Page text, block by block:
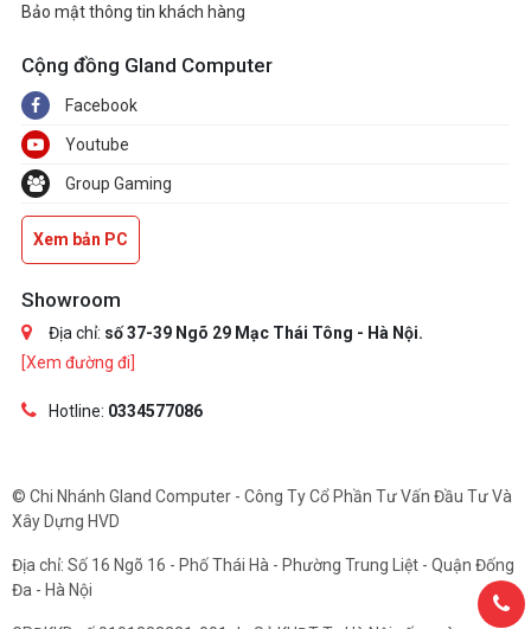
Bảo mật thông tin khách hàng
Cộng đồng Gland Computer
Facebook
Youtube
Group Gaming
Xem bản PC
Showroom
Địa chỉ: số 37-39 Ngõ 29 Mạc Thái Tông - Hà Nội.
[Xem đường đi]
Hotline: 0334577086
© Chi Nhánh Gland Computer - Công Ty Cổ Phần Tư Vấn Đầu Tư Và
Xây Dựng HVD
Địa chỉ: Số 16 Ngõ 16 - Phố Thái Hà - Phường Trung Liệt - Quận Đống
Đa - Hà Nội